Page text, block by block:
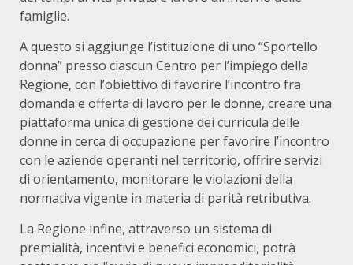
famiglie.
A questo si aggiunge l’istituzione di uno “Sportello
donna” presso ciascun Centro per l’impiego della
Regione, con l’obiettivo di favorire l’incontro fra
domanda e offerta di lavoro per le donne, creare una
piattaforma unica di gestione dei curricula delle
donne in cerca di occupazione per favorire l’incontro
con le aziende operanti nel territorio, offrire servizi
di orientamento, monitorare le violazioni della
normativa vigente in materia di parità retributiva.
La Regione infine, attraverso un sistema di
premialità, incentivi e benefici economici, potrà